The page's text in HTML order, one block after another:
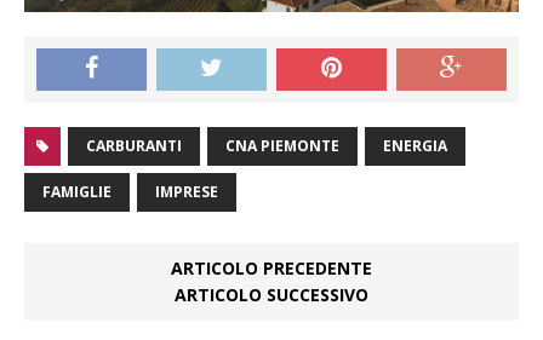
CARBURANTI CNA PIEMONTE ENERGIA
FAMIGLIE IMPRESE
ARTICOLO PRECEDENTE
ARTICOLO SUCCESSIVO